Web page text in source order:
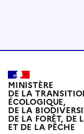
MINISTÈRE
DE LA
ÉCOLOGIQUE,
DE LA
DE LA FORÊT, DE
ET DE LA PÊCHE